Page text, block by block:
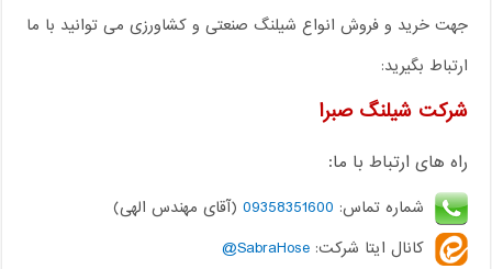
جهت خرید و فروش انواع شیلنگ صنعتی و کشاورزی می توانید با ما
ارتباط بگیرید:
شرکت شیلنگ صبرا
راه های ارتباط با ما:
شماره تماس: 09358351600 (آقای مهندس الهی)
کانال ایتا شرکت:SabraHose@